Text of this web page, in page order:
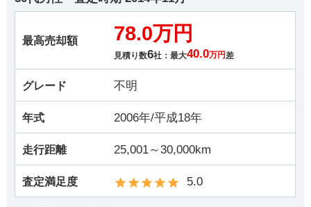
最高売却額 78.0万円
見積り数6社：最大40.0万円差
グレード 不明
年式 2006年/平成18年
走行距離 25,001～30,000km
査定満足度 5.0